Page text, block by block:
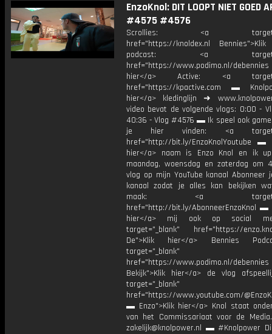
EnzoKnol: DIT LOOPT NIET GOED
#4575 #4576
Scrollies: <a
href="https://knoldex.nl
podcast: <a
href="https://www.podimo.nl/
hier</a> Active: <a
href="https://kpactive.com ▬
hier</a> kledinglijn ➜
video bevat de volgende vlogs: 0:00 -
40:36 - Vlog #4576 ▬ Ik speel ook
je hier vinden: <a
href="http://bit.ly/EnzoKnolYoutube ▬
hier</a> naam is Enzo Knol en ik
maandag, woensdag en zaterdag om
vlog op mijn YouTube kanaal Abonneer
kanaal zodat je alles kan bekijken
maak: <a
href="http://bit.ly/AbonneerEnzoKnol ▬
hier</a> mij ook op social
target="_blank" href="https://
De">Klik hier</a> Bennies
target="_blank"
href="https://www.podimo.nl/debennies
Bekijk">Klik hier</a> de vlog
target="_blank"
href="https://www.youtube.com/
▬ Enzo">Klik hier</a> Knol staat
van het Commissariaat voor de
zakelijk@knolpower.nl ▬ #Knolpower